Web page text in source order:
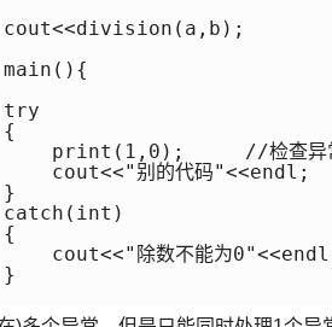
print(1,0);     //检查异
cout<<"别的代码"<<endl;
}
cout<<"除数不能为